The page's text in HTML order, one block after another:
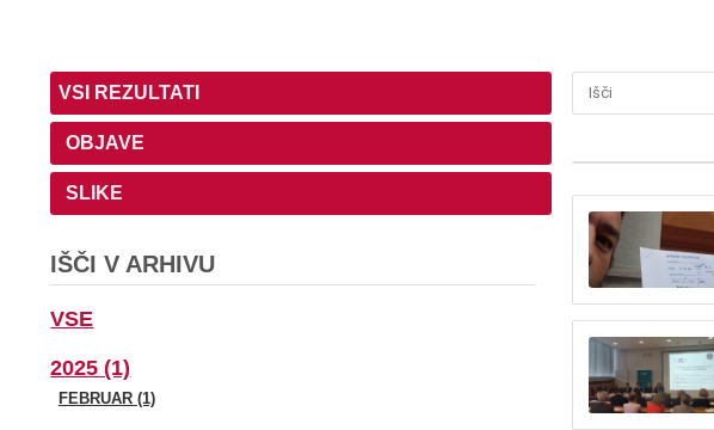
VSI REZULTATI
OBJAVE
SLIKE
IŠČI V ARHIVU
VSE
2025 (1)
FEBRUAR (1)